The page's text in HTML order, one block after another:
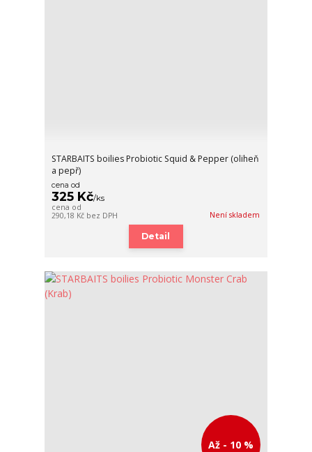
STARBAITS boilies Probiotic Squid & Pepper (oliheň
a pepř)
cena od
325 Kč/ks
cena od
290,18 Kč bez DPH Není skladem
Detail
Až - 10 %